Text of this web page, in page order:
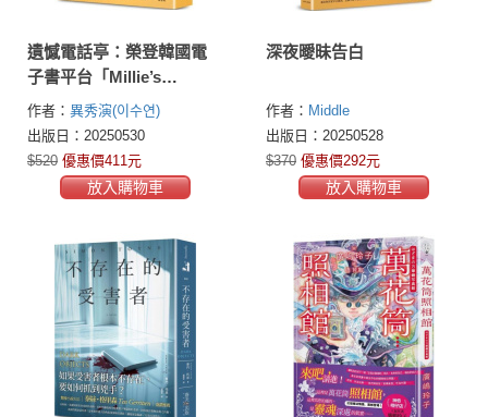
遺憾電話亭：榮登韓國電
子書平台「Millie’s
Library」暢銷小說No. 1！
引爆法蘭克福國際書展話
題，已售出13國海外版
作者： 異秀演(이수연)
出版日：20250530
$520 優惠價411元
放入購物車
深夜曖昧告白
作者： Middle
出版日：20250528
$370 優惠價292元
放入購物車